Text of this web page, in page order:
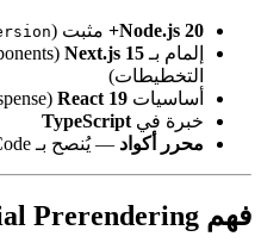
مثبت (node --version
)
Next.js
React 19(Suspense، المكونات غير المتزامنة)
TypeScript
— يُنصح بـ VS Code أو Cursor